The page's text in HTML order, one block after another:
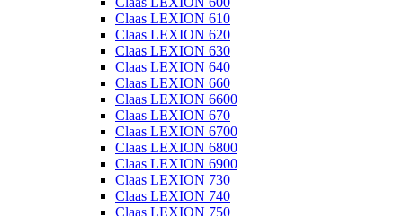
Claas LEXION 610
Claas LEXION 620
Claas LEXION 630
Claas LEXION 640
Claas LEXION 660
Claas LEXION 6600
Claas LEXION 670
Claas LEXION 6700
Claas LEXION 6800
Claas LEXION 6900
Claas LEXION 730
Claas LEXION 740
Claas LEXION 750